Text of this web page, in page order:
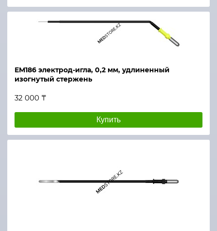
ЕМ186 электрод-игла, 0,2 мм, удлиненный
изогнутый стержень
32 000 ₸
Купить